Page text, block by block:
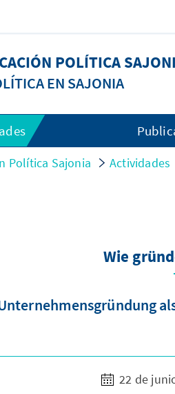
POLÍTICA
EN SAJONIA
Política Sajonia Actividades
Wie
22 de